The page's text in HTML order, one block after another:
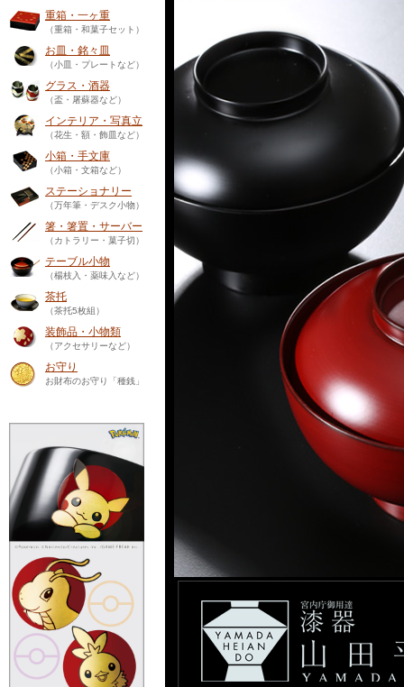
重箱・一ヶ重
（重箱・和菓子セット）
お皿・銘々皿
（小皿・プレートなど）
グラス・酒器
（盃・屠蘇器など）
インテリア・写真立
（花生・額・飾皿など）
小箱・手文庫
（小箱・文箱など）
ステーショナリー
（万年筆・デスク小物）
箸・箸置・サーバー
（カトラリー・菓子切）
テーブル小物
（楊枝入・薬味入など）
茶托
（茶托5枚組）
装飾品・小物類
（アクセサリーなど）
お守り
お財布のお守り「種銭」